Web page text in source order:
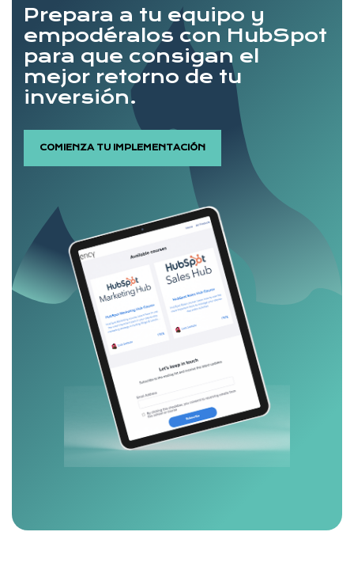
Prepara a tu equipo y
empodéralos con HubSpot
para que consigan el
mejor retorno de tu
inversión.
COMIENZA TU IMPLEMENTACIÓN